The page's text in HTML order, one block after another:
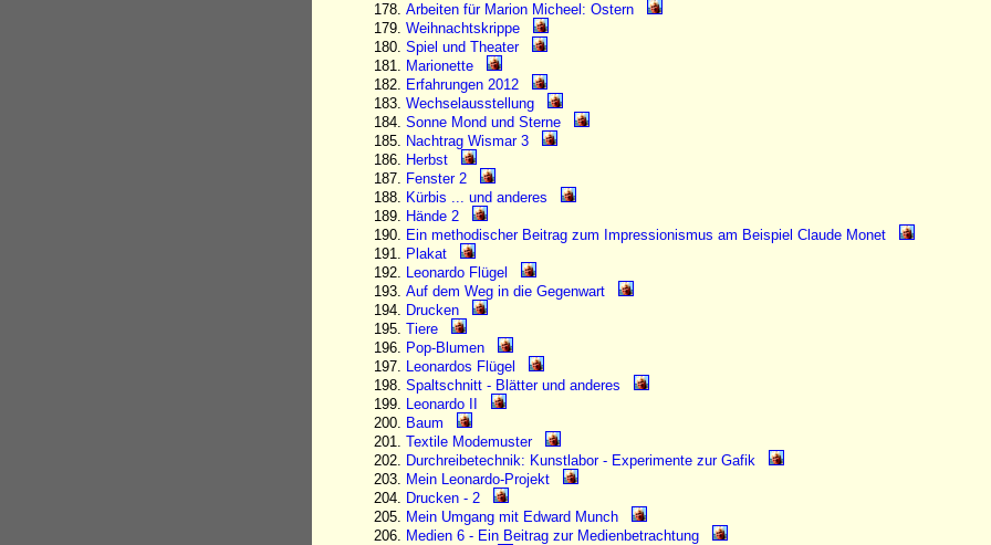
Arbeiten für Marion Micheel: Ostern
Weihnachtskrippe
Spiel und Theater
Marionette
Erfahrungen 2012
Wechselausstellung
Sonne Mond und Sterne
Nachtrag Wismar 3
Herbst
Fenster 2
Kürbis ... und anderes
Hände 2
Ein methodischer Beitrag zum Impressionismus am Beispiel Claude Monet
Plakat
Leonardo Flügel
Auf dem Weg in die Gegenwart
Drucken
Tiere
Pop-Blumen
Leonardos Flügel
Spaltschnitt - Blätter und anderes
Leonardo II
Baum
Textile Modemuster
Durchreibetechnik: Kunstlabor - Experimente zur Gafik
Mein Leonardo-Projekt
Drucken - 2
Mein Umgang mit Edward Munch
Medien 6 - Ein Beitrag zur Medienbetrachtung